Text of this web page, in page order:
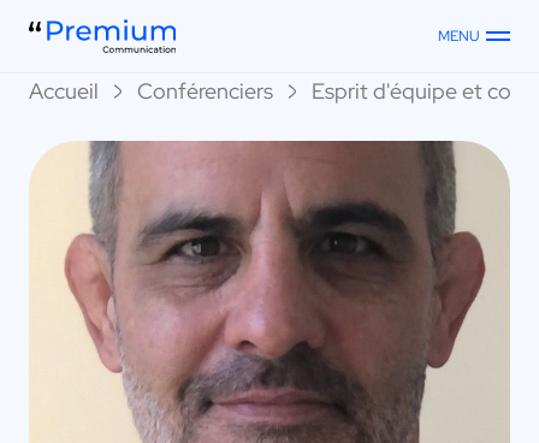
MENU
Accueil Conférenciers Esprit d'équipe et